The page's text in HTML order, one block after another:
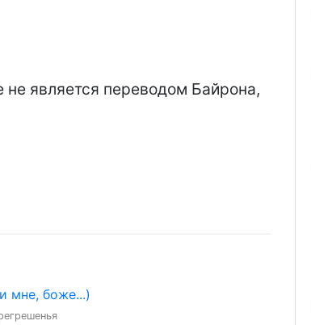
является переводом Байрона,
мне, боже...)